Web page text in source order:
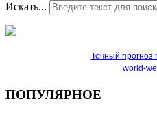
Искать...
Точный прогноз
world-
ПОПУЛЯРНОЕ